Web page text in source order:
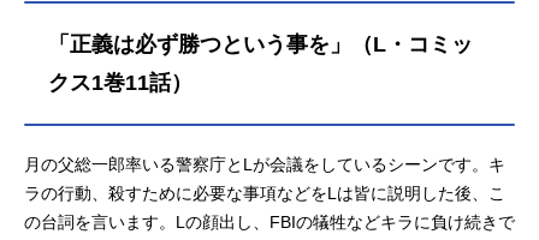
「正義は必ず勝つという事を」（L・コミッ
クス1巻11話）
月の父総一郎率いる警察庁とLが会議をしているシーンです。キ
ラの行動、殺すために必要な事項などをLは皆に説明した後、こ
の台詞を言います。Lの顔出し、FBIの犠牲などキラに負け続きで